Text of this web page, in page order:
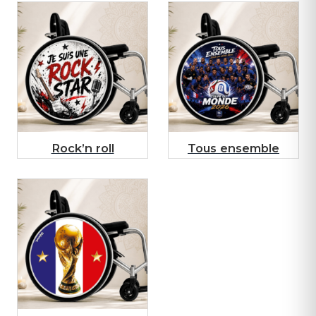
Rock’n roll Tous ensemble